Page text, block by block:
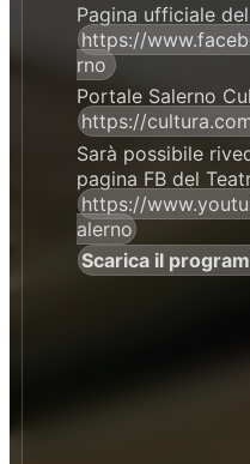
Pagina ufficiale
https://
rno
Portale Salerno
https://
Sarà possibile
pagina FB del
https://
alerno
Scarica il